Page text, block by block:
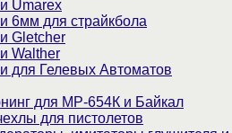
Umarex
6мм для страйкбола
Gletcher
Walther
для Гелевых Автоматов
для МР-654К и Байкал
для пистолетов